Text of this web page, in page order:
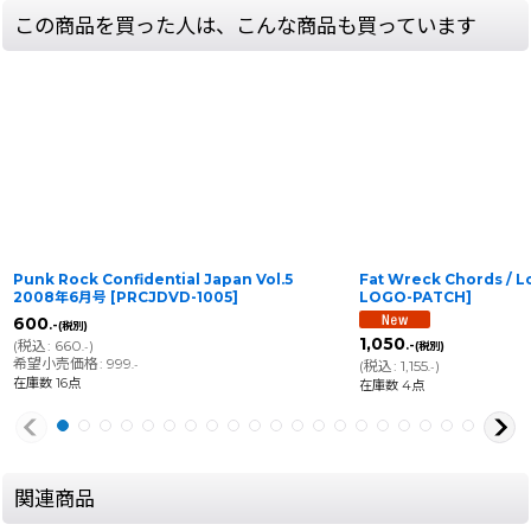
この商品を買った人は、こんな商品も買っています
Punk Rock Confidential Japan Vol.5
2008年6月号 [PRCJDVD-1005]
600.-(税別)
(税込: 660 .-)
希望小売価格: 999 .-
在庫数 16点
Fat Wreck Chords /
LOGO-PATCH]
1,050.-(税別)
(税込: 1,155.-)
在庫数 4点
関連商品